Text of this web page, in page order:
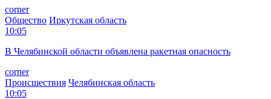
corner
Общество Иркутская область
10:05
В Челябинской области объявлена ракетная опасность
corner
Происшествия Челябинская область
10:05